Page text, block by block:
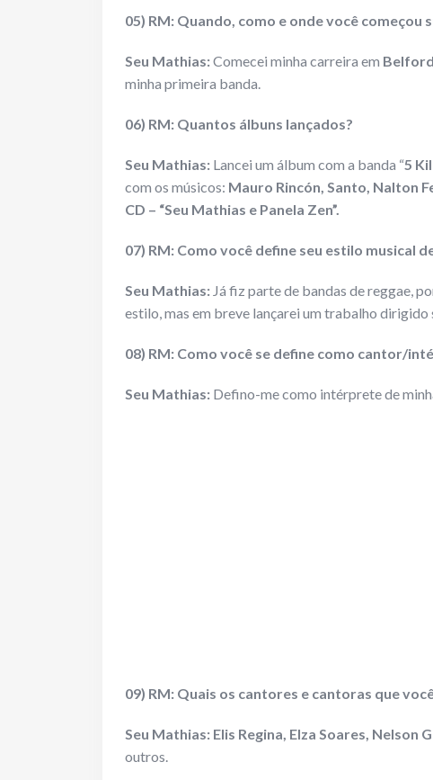
05) RM: Quando, como e onde você começou
Seu Mathias:Comecei minha carreira em
minha primeira banda.
06) RM: Quantos álbuns lançados?
Seu Mathias: Lancei um álbum com a banda “5
com os músicos: Mauro Rincón, Santo, Nalton
CD – “Seu Mathias e Panela Zen”.
07) RM: Como você define seu estilo musical
Seu Mathias: Já fiz parte de bandas de reggae,
estilo, mas em breve lançarei um trabalho dirigido
08) RM: Como você se define como cantor/
Seu Mathias: Defino-me como intérprete de
09) RM: Quais os cantores e cantoras que
Seu Mathias: Elis Regina, Elza Soares, Nelson
outros.